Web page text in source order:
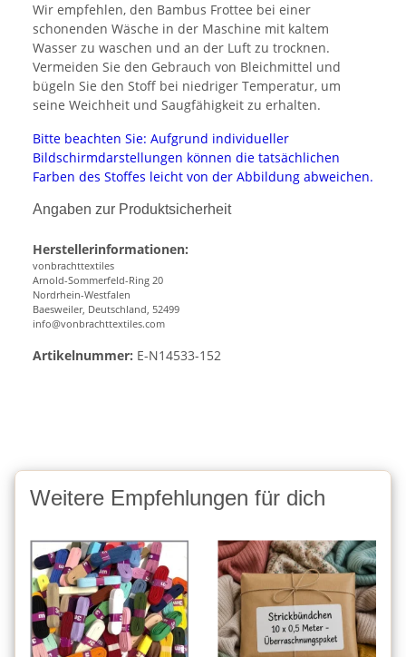
Wir empfehlen, den Bambus Frottee bei einer
schonenden Wäsche in der Maschine mit kaltem
Wasser zu waschen und an der Luft zu trocknen.
Vermeiden Sie den Gebrauch von Bleichmittel und
bügeln Sie den Stoff bei niedriger Temperatur, um
seine Weichheit und Saugfähigkeit zu erhalten.
Bitte beachten Sie: Aufgrund individueller
Bildschirmdarstellungen können die tatsächlichen
Farben des Stoffes leicht von der Abbildung abweichen.
Angaben zur Produktsicherheit
Herstellerinformationen:
vonbrachttextiles
Arnold-Sommerfeld-Ring 20
Nordrhein-Westfalen
Baesweiler, Deutschland, 52499
info@vonbrachttextiles.com
Artikelnummer: E-N14533-152
Weitere Empfehlungen für dich